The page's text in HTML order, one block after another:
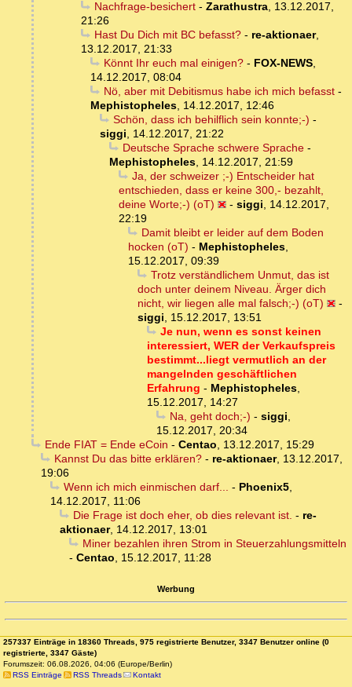
Nachfrage-besichert- Zarathustra, 13.12.2017,
21:26
Hast Du Dich mit BC befasst?- re-aktionaer,
13.12.2017, 21:33
Könnt Ihr euch mal einigen?- FOX-NEWS,
14.12.2017, 08:04
Nö, aber mit Debitismus habe ich mich befasst-
Mephistopheles, 14.12.2017, 12:46
Schön, dass ich behilflich sein konnte;-) -
siggi, 14.12.2017, 21:22
Deutsche Sprache schwere Sprache-
Mephistopheles, 14.12.2017, 21:59
Ja, der schweizer ;-) Entscheider hat
entschieden, dass er keine 300,- bezahlt,
deine Worte;-) (oT)
- siggi, 14.12.2017,
22:19
Damit bleibt er leider auf dem Boden
hocken (oT) - Mephistopheles,
15.12.2017, 09:39
Trotz verständlichem Unmut, das ist
doch unter deinem Niveau. Ärger dich
nicht, wir liegen alle mal falsch;-) (oT)
-
siggi, 15.12.2017, 13:51
Je nun, wenn es sonst keinen
interessiert, WER der Verkaufspreis
bestimmt...liegt vermutlich an der
mangelnden geschäftlichen
Erfahrung - Mephistopheles,
15.12.2017, 14:27
Na, geht doch;-) - siggi,
15.12.2017, 20:34
Ende FIAT = Ende eCoin - Centao, 13.12.2017, 15:29
Kannst Du das bitte erklären?- re-aktionaer, 13.12.2017,
19:06
Wenn ich mich einmischen darf... - Phoenix5,
14.12.2017, 11:06
Die Frage ist doch eher, ob dies relevant ist. - re-
aktionaer, 14.12.2017, 13:01
Miner bezahlen ihren Strom in Steuerzahlungsmitteln
- Centao, 15.12.2017, 11:28
Werbung
257337 Einträge in 18360 Threads, 975 registrierte Benutzer, 3347 Benutzer online (0
registrierte, 3347 Gäste)
Forumszeit: 06.08.2026, 04:06 (Europe/Berlin)
RSS Einträge
RSS Threads Kontakt